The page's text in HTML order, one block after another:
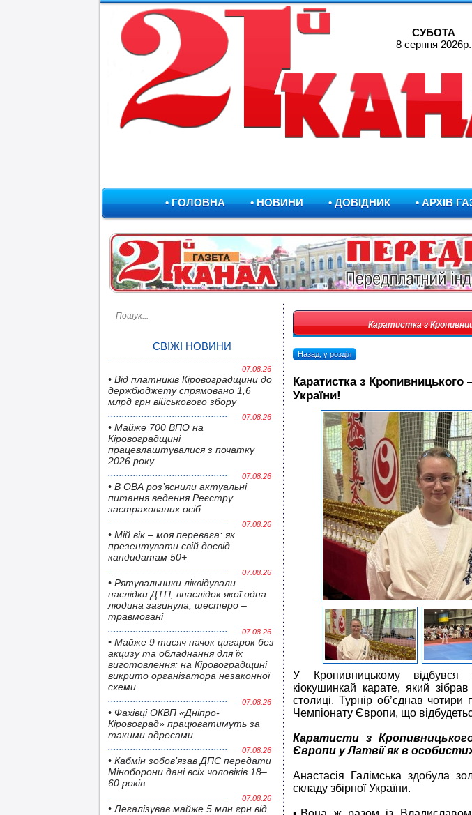
СУБОТА
8 серпня 2026р.
• ГОЛОВНА • НОВИНИ • ДОВІДНИК • АРХІВ
СВІЖІ НОВИНИ
07.08.26
• Від платників Кіровоградщини до
держбюджету спрямовано 1,6
млрд грн військового збору
07.08.26
• Майже 700 ВПО на
Кіровоградщині
працевлаштувалися з початку
2026 року
07.08.26
• В ОВА роз’яснили актуальні
питання ведення Реєстру
застрахованих осіб
07.08.26
• Мій вік – моя перевага: як
презентувати свій досвід
кандидатам 50+
07.08.26
• Pятувальники ліквідували
наслідки ДТП, внаслідок якої одна
людина загинула, шестеро –
травмовані
07.08.26
• Майже 9 тисяч пачок цигарок без
акцизу та обладнання для їх
виготовлення: на Кіровоградщині
викрито організатора незаконної
схеми
07.08.26
• Фахівці ОКВП «Дніпро-
Кіровоград» працюватимуть за
такими адресами
07.08.26
• Кабмін зобов’язав ДПС передати
Міноборони дані всіх чоловіків 18–
60 років
07.08.26
• Легалізував майже 5 млн грн від
Каратистка з
Назад, у розділ
Каратистка з
України!
У Кропивницькому відбувся
кіокушинкай карате, який
столиці. Турнір об’єднав
Чемпіонату Європи, що
Каратисти з
Європи у Латвії як в
Анастасія Галімська здобула
складу збірної України.